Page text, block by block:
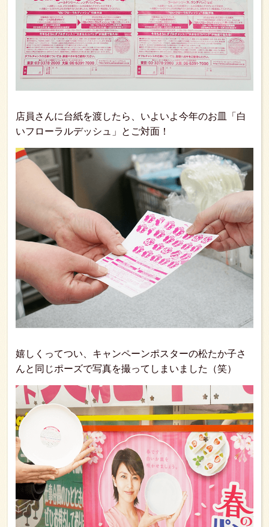
店員さんに台紙を渡したら、いよいよ今年のお皿「白
いフローラルデッシュ」とご対面！
嬉しくってつい、キャンペーンポスターの松たか子さ
んと同じポーズで写真を撮ってしまいました（笑）